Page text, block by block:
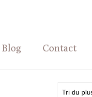
Blog Contact